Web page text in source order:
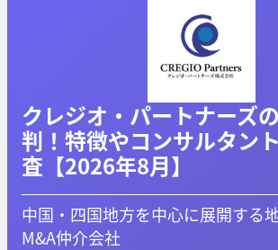
クレジオ・パートナーズ
判！特徴やコンサルタン
査【2026年8月】
中国・四国地方を中心に展開する
M&A仲介会社